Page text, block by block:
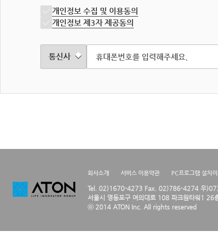
개인정보 수집 및 이용동의
개인정보 제3자 제공동의
회사소개 서비스 이용약관 PC프로그램 설치
Tel. 02)1670-4273 Fax. 02)786-4274 우
서울시 영등포구 여의대로 108 파크원타워1 26
ⓒ 2014 ATON Inc. All rights reserved